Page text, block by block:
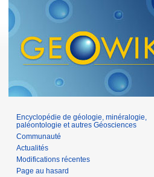
Encyclopédie de géologie, minéralogie,
paléontologie et autres Géosciences
Communauté
Actualités
Modifications récentes
Page au hasard